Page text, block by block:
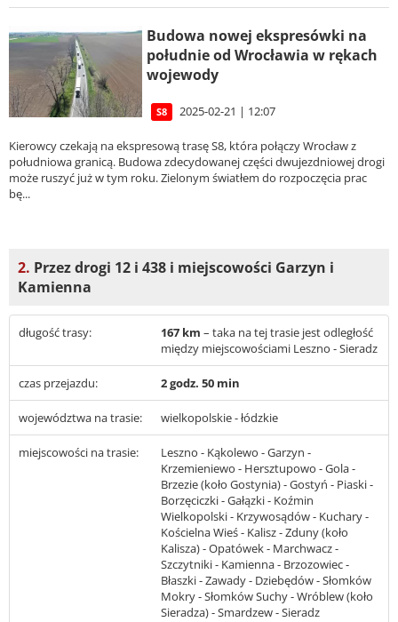
Budowa nowej ekspresówki na
południe od Wrocławia w rękach
wojewody
S8 2025-02-21 | 12:07
Kierowcy czekają na ekspresową trasę S8, która połączy Wrocław z
południowa granicą. Budowa zdecydowanej części dwujezdniowej drogi
może ruszyć już w tym roku. Zielonym światłem do rozpoczęcia prac
bę...
2. Przez drogi 12 i 438 i miejscowości Garzyn i
Kamienna
długość trasy: 167 km – taka na tej trasie jest odległość
między miejscowościami Leszno - Sieradz
czas przejazdu: 2 godz. 50 min
województwa na trasie: wielkopolskie - łódzkie
miejscowości na trasie:
Leszno - Kąkolewo - Garzyn -
Krzemieniewo - Hersztupowo - Gola -
Brzezie (koło Gostynia) - Gostyń - Piaski -
Borzęciczki - Gałązki - Koźmin
Wielkopolski - Krzywosądów - Kuchary -
Kościelna Wieś - Kalisz - Zduny (koło
Kalisza) - Opatówek - Marchwacz -
Szczytniki - Kamienna - Brzozowiec -
Błaszki - Zawady - Dziebędów - Słomków
Mokry - Słomków Suchy - Wróblew (koło
Sieradza) - Smardzew - Sieradz